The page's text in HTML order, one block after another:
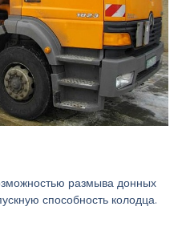
размыва донных
способность колодца.